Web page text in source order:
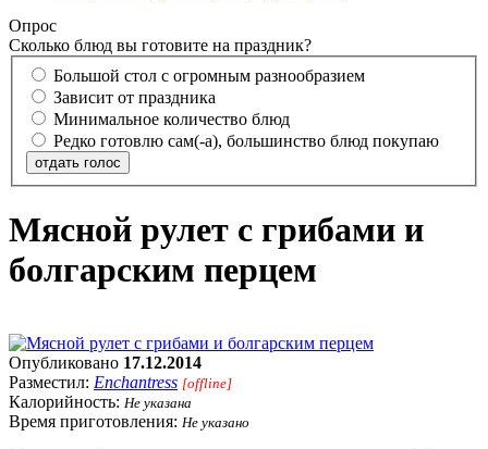
Опрос
Сколько блюд вы готовите на праздник?
Большой стол с огромным разнообразием
Зависит от праздника
Минимальное количество блюд
Редко готовлю сам(-а), большинство блюд покупаю
отдать голос
Мясной рулет с грибами и
болгарским перцем
Опубликовано 17.12.2014
Разместил: Enchantress [offline]
Калорийность: Не указана
Время приготовления: Не указано